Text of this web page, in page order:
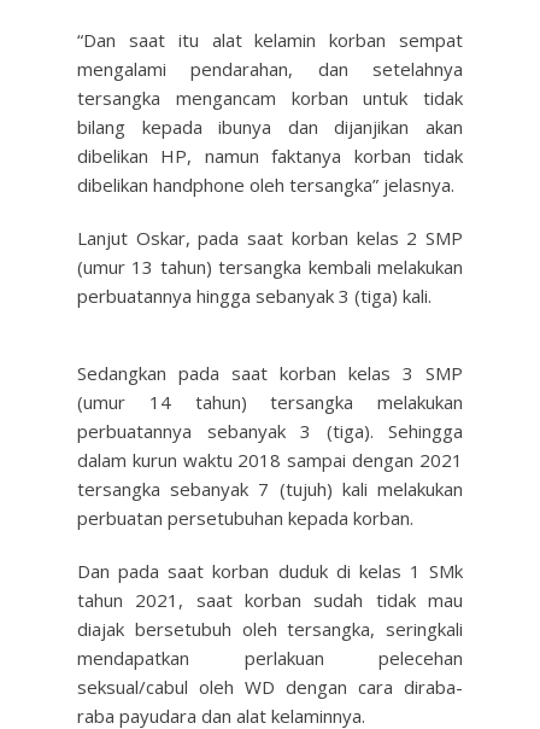
“Dan saat itu alat kelamin korban sempat
mengalami pendarahan, dan setelahnya
tersangka mengancam korban untuk tidak
bilang kepada ibunya dan dijanjikan akan
dibelikan HP, namun faktanya korban tidak
dibelikan handphone oleh tersangka” jelasnya.
Lanjut Oskar, pada saat korban kelas 2 SMP
(umur 13 tahun) tersangka kembali melakukan
perbuatannya hingga sebanyak 3 (tiga) kali.
Sedangkan pada saat korban kelas 3 SMP
(umur 14 tahun) tersangka melakukan
perbuatannya sebanyak 3 (tiga). Sehingga
dalam kurun waktu 2018 sampai dengan 2021
tersangka sebanyak 7 (tujuh) kali melakukan
perbuatan persetubuhan kepada korban.
Dan pada saat korban duduk di kelas 1 SMk
tahun 2021, saat korban sudah tidak mau
diajak bersetubuh oleh tersangka, seringkali
mendapatkan perlakuan pelecehan
seksual/cabul oleh WD dengan cara diraba-
raba payudara dan alat kelaminnya.